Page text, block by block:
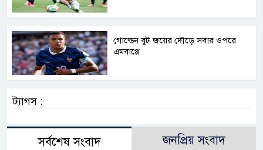
গোল্ডেন বুট জয়ের দৌড়ে সবার ওপরে
এমবাপ্পে
ট্যাগস :
সর্বশেষ সংবাদ জনপ্রিয় সংবাদ